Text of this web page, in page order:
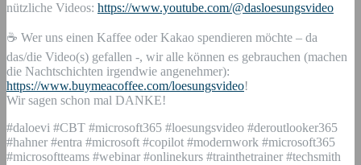
nützliche Videos: https://www.youtube.com/@dasloesungsvideo
☕ Wer uns einen Kaffee oder Kakao spendieren möchte – da
das/die Video(s) gefallen -, wir alle können es gebrauchen (machen
die Nachtschichten irgendwie angenehmer):
https://www.buymeacoffee.com/loesungsvideo!
Wir sagen schon mal DANKE!
#daloevi #CBT #microsoft365 #loesungsvideo #deroutlooker365
#hahner #entra #microsoft #copilot #modernwork #microsoft365
#microsoftteams #webinar #onlinekurs #trainthetrainer #techsmith